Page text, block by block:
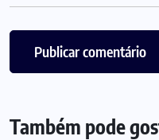
Também pode